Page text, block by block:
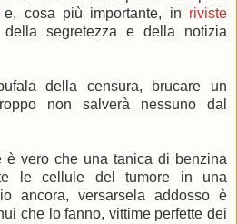
cosa più importante, in riviste
segretezza e della notizia
della censura, brucare un
non salverà nessuno dal
è vero che una tanica di benzina
le cellule del tumore in una
ancora, versarsela addosso è
che lo fanno, vittime perfette dei